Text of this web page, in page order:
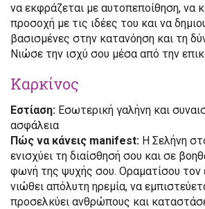
να εκφράζεται με αυτοπεποίθηση, να
προσοχή με τις ιδέες του και να
βασισμένες στην κατανόηση και τη
Νιώσε την ισχύ σου μέσα από την
Καρκίνος
Εστίαση: Εσωτερική γαλήνη και
ασφάλεια
Πώς να κάνεις manifest: Η Σελήνη
ενισχύει τη διαίσθησή σου και σε
φωνή της ψυχής σου. Οραματίσου τον
νιώθει απόλυτη ηρεμία, να
προσελκύει ανθρώπους και